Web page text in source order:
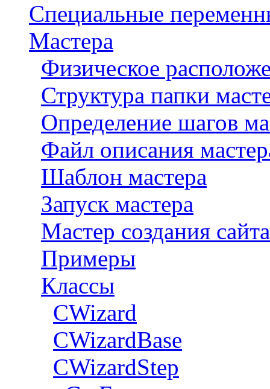
Специальные
Мастера
Физическое
Структура папки
Определение шагов
Файл описания
Шаблон мастера
Запуск мастера
Мастер создания сайта
Примеры
Классы
CWizard
СWizardBase
CWizardStep